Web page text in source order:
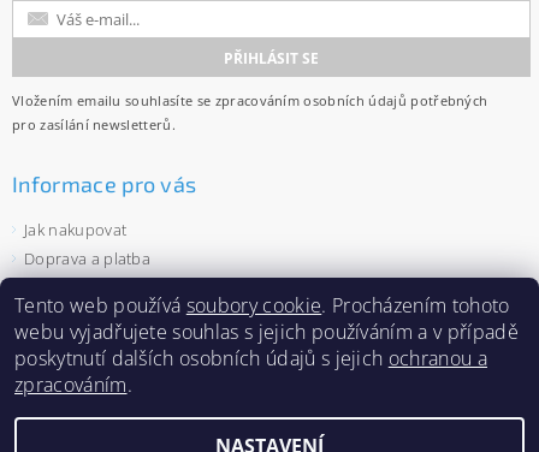
Vložením emailu souhlasíte se zpracováním osobních údajů potřebných
pro zasílání newsletterů.
Informace pro vás
Jak nakupovat
Doprava a platba
Ochrana osobních údajů
Velkoobchod
Zásady používání souborů cookies
Tento web používá soubory cookie. Procházením tohoto
webu vyjadřujete souhlas s jejich používáním a v případě
poskytnutí dalších osobních údajů s jejich ochranou a
zpracováním.
NASTAVENÍ